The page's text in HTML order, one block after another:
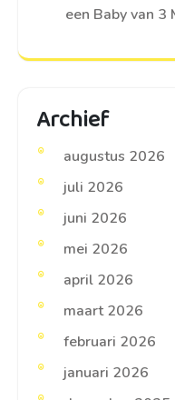
een Baby van 3
Archief
augustus 2026
juli 2026
juni 2026
mei 2026
april 2026
maart 2026
februari 2026
januari 2026